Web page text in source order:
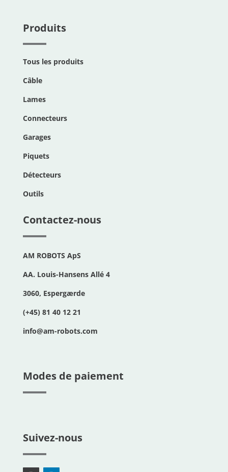
Produits
Tous les produits
Câble
Lames
Connecteurs
Garages
Piquets
Détecteurs
Outils
Contactez-nous
AM ROBOTS ApS
AA. Louis-Hansens Allé 4
3060, Espergærde
(+45) 81 40 12 21
info@am-robots.com
Modes de paiement
Suivez-nous